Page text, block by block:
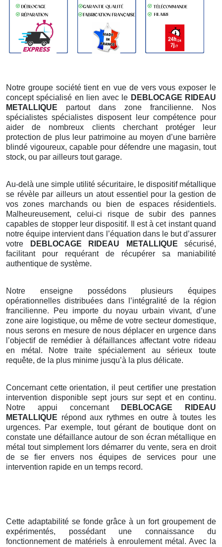
Notre groupe société tient en vue de vers vous exposer le
concept spécialisé en lien avec le DEBLOCAGE RIDEAU
METALLIQUE partout dans zone francilienne. Nos
spécialistes spécialistes disposent leur compétence pour
aider de nombreux clients cherchant protéger leur
protection de plus leur patrimoine au moyen d’une barrière
blindé vigoureux, capable pour défendre une magasin, tout
stock, ou par ailleurs tout garage.
Au-delà une simple utilité sécuritaire, le dispositif métallique
se révèle par ailleurs un atout essentiel pour la gestion de
vos zones marchands ou bien de espaces résidentiels.
Malheureusement, celui-ci risque de subir des pannes
capables de stopper leur dispositif. Il est à cet instant quand
notre équipe intervient dans l’équation dans le but d’assurer
votre
DEBLOCAGE RIDEAU METALLIQUE sécurisé,
facilitant pour requérant de récupérer sa maniabilité
authentique de système.
Notre enseigne possédons plusieurs équipes
opérationnelles distribuées dans l’intégralité de la région
francilienne. Peu importe du noyau urbain vivant, d’une
zone aire logistique, ou même de votre secteur domestique,
nous serons en mesure de nous déplacer en urgence dans
l’objectif de remédier à défaillances affectant votre rideau
en métal. Notre traite spécialement au sérieux toute
requête, de la plus minime jusqu’à la plus délicate.
Concernant cette orientation, il peut certifier une prestation
intervention disponible sept jours sur sept et en continu.
Notre appui concernant
DEBLOCAGE RIDEAU
METALLIQUE répond aux rythmes en outre à toutes les
urgences. Par exemple, tout gérant de boutique dont on
constate une défaillance autour de son écran métallique en
métal tout simplement lors démarrer du vente, sera en droit
de se fier envers nos équipes de services pour une
intervention rapide en un temps record.
Cette adaptabilité se fonde grâce à un fort groupement de
expérimentés, possédant une connaissance du
fonctionnement de matériels à enroulement métal. Avec la